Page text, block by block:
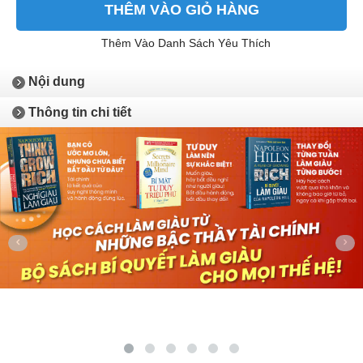
THÊM VÀO GIỎ HÀNG
Thêm Vào Danh Sách Yêu Thích
Nội dung
Thông tin chi tiết